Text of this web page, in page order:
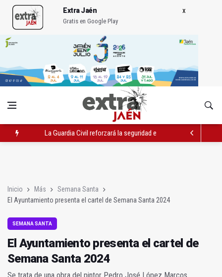
Extra Jaén
Gratis en Google Play
La Guardia Civil reforzará la seguridad el 12 de agosto por el
Inicio Más
Semana Santa
El Ayuntamiento presenta el cartel de Semana Santa 2024
SEMANA SANTA
El Ayuntamiento presenta el cartel de
Semana Santa 2024